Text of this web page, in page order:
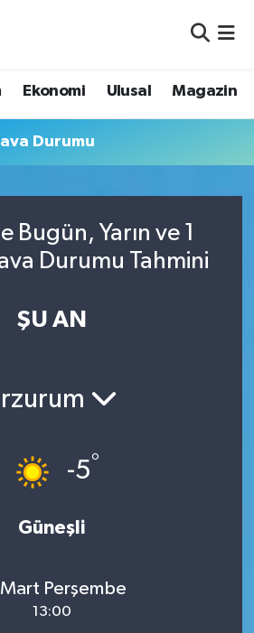
Ekonomi Ulusal Magazin
Durumu
Bugün, Yarın ve 1
Durumu Tahmini
ŞU AN
-5°
Güneşli
Perşembe
13:00
Durumu ve Fikstür